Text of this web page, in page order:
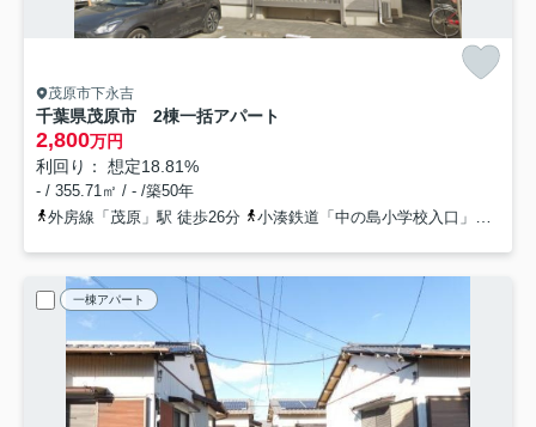
茂原市下永吉
千葉県茂原市 2棟一括アパート
2,800万円
利回り： 想定18.81%
- / 355.71㎡ / - /築50年
外房線「茂原」駅 徒歩26分
小湊鉄道「中の島小学校入口」バス停下車 徒歩7分
一棟アパート